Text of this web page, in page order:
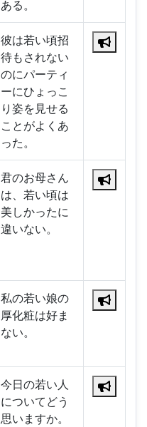
ある。
彼は若い頃招
待もされない
のにパーティ
ーにひょっこ
り姿を見せる
ことがよくあ
った。
君のお母さん
は、若い頃は
美しかったに
違いない。
私の若い娘の
厚化粧は好ま
ない。
今日の若い人
についてどう
思いますか。